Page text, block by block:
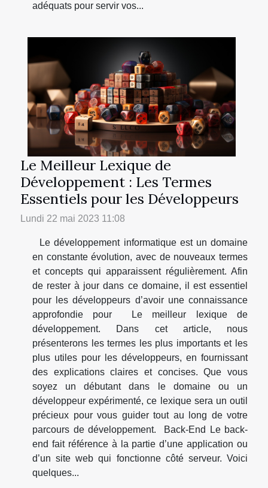
adéquats pour servir vos...
Le Meilleur Lexique de
Développement : Les Termes
Essentiels pour les Développeurs
Lundi 22 mai 2023 11:08
Le développement informatique est un domaine
en constante évolution, avec de nouveaux termes
et concepts qui apparaissent régulièrement. Afin
de rester à jour dans ce domaine, il est essentiel
pour les développeurs d’avoir une connaissance
approfondie pour Le meilleur lexique de
développement. Dans cet article, nous
présenterons les termes les plus importants et les
plus utiles pour les développeurs, en fournissant
des explications claires et concises. Que vous
soyez un débutant dans le domaine ou un
développeur expérimenté, ce lexique sera un outil
précieux pour vous guider tout au long de votre
parcours de développement. Back-End Le back-
end fait référence à la partie d’une application ou
d’un site web qui fonctionne côté serveur. Voici
quelques...